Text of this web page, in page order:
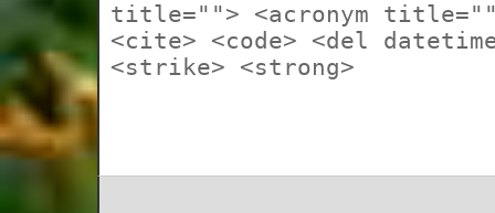
title=""> <acronym
<cite> <code> <del
<strike> <strong>